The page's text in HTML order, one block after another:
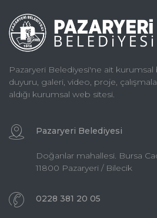
Pazaryeri Belediyesi'ne ait
duyuru, galeri, video, proje,
aldığı kurumsal web sitesi.
Pazaryeri Belediyesi
Doğanlar mahallesi. Bursa
11800 Pazaryeri / Bilecik
0228 381 20 05